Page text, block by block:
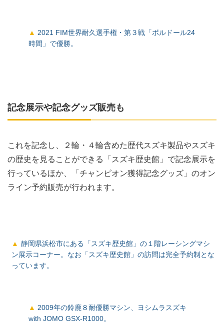
2021 FIM世界耐久選手権・第３戦「ボルドール24
時間」で優勝。
記念展示や記念グッズ販売も
これを記念し、２輪・４輪含めた歴代スズキ製品やスズキ
の歴史を見ることができる「スズキ歴史館」で記念展示を
行っているほか、「チャンピオン獲得記念グッズ」のオン
ライン予約販売が行われます。
静岡県浜松市にある「スズキ歴史館」の１階レーシングマシ
ン展示コーナー。なお「スズキ歴史館」の訪問は完全予約制とな
っています。
2009年の鈴鹿８耐優勝マシン、ヨシムラスズキ
with JOMO GSX-R1000。